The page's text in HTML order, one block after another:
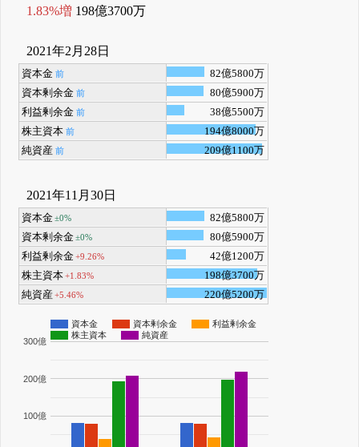
1.83%増 198億3700万
2021年2月28日
資本金 前
82億5800万
資本剰余金 前
80億5900万
利益剰余金 前
38億5500万
株主資本 前
194億8000万
純資産 前 209億1100万
2021年11月30日
資本金±0%
82億5800万
資本剰余金±0%
80億5900万
利益剰余金+9.26%
42億1200万
株主資本+1.83%
198億3700万
純資産+5.46% 220億5200万
資本金 資本剰余金
利益剰余金
株主資本
純資産
100億
200億
300億